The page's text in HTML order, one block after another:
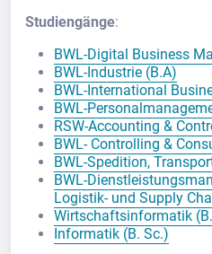
Studiengänge:
BWL-Digital Business
BWL-Industrie (B.A)
BWL-International
BWL-
RSW-Accounting &
BWL- Controlling &
BWL-Spedition,
BWL-
Logistik- und Supply
Wirtschaftsinformatik
Informatik (B. Sc.)